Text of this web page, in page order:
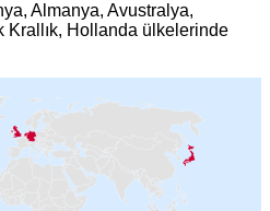
Almanya, Avustralya,
Krallık, Hollanda ülkelerinde